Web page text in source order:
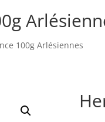
100g Arlésiennes